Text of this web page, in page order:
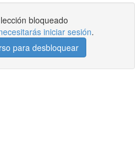
bloqueado
iniciar sesión.
para desbloquear